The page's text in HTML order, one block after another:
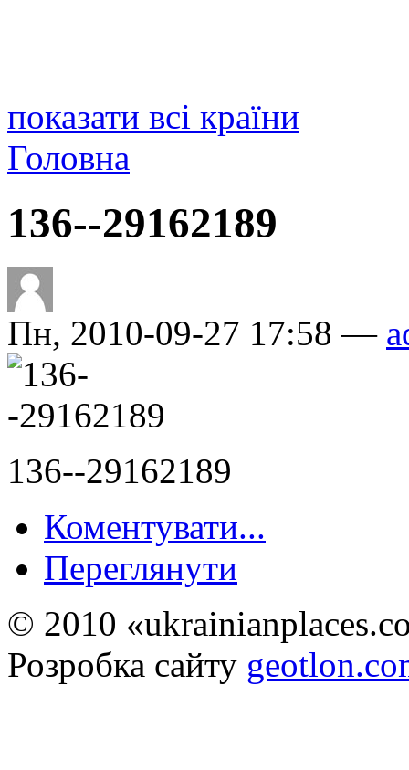
показати всі країни
Головна
136--29162189
Пн, 2010-09-27 17:58 —
136--29162189
Коментувати...
Переглянути
© 2010
Розробка сайту